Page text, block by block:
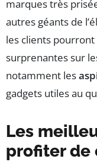
marques très
autres géants de
les clients
surprenantes sur
notamment les
gadgets utiles au
Les
profiter de